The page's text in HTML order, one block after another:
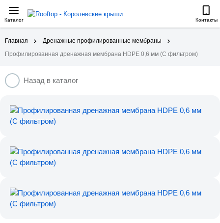
Каталог Контакты
Главная
Дренажные профилированные мембраны
Профилированная дренажная мембрана HDPE 0,6 мм (С фильтром)
Назад в каталог